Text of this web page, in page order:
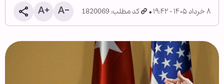
۸ خرداد ۱۴۰۵ - ۱۹:۴۲ کد مطلب: 1820069